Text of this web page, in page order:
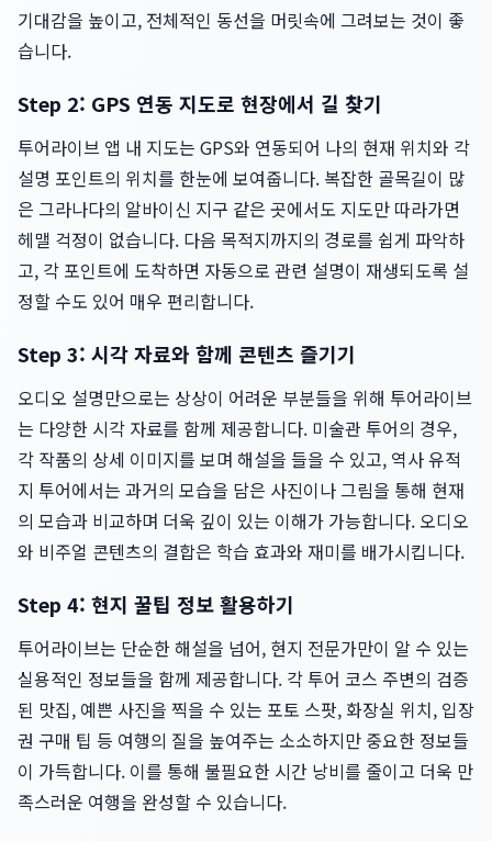
기대감을 높이고, 전체적인 동선을 머릿속에 그려보는 것이 좋
습니다.
Step 2: GPS 연동 지도로 현장에서 길 찾기
투어라이브 앱 내 지도는 GPS와 연동되어 나의 현재 위치와 각
설명 포인트의 위치를 한눈에 보여줍니다. 복잡한 골목길이 많
은 그라나다의 알바이신 지구 같은 곳에서도 지도만 따라가면
헤맬 걱정이 없습니다. 다음 목적지까지의 경로를 쉽게 파악하
고, 각 포인트에 도착하면 자동으로 관련 설명이 재생되도록 설
정할 수도 있어 매우 편리합니다.
Step 3: 시각 자료와 함께 콘텐츠 즐기기
오디오 설명만으로는 상상이 어려운 부분들을 위해 투어라이브
는 다양한 시각 자료를 함께 제공합니다. 미술관 투어의 경우,
각 작품의 상세 이미지를 보며 해설을 들을 수 있고, 역사 유적
지 투어에서는 과거의 모습을 담은 사진이나 그림을 통해 현재
의 모습과 비교하며 더욱 깊이 있는 이해가 가능합니다. 오디오
와 비주얼 콘텐츠의 결합은 학습 효과와 재미를 배가시킵니다.
Step 4: 현지 꿀팁 정보 활용하기
투어라이브는 단순한 해설을 넘어, 현지 전문가만이 알 수 있는
실용적인 정보들을 함께 제공합니다. 각 투어 코스 주변의 검증
된 맛집, 예쁜 사진을 찍을 수 있는 포토 스팟, 화장실 위치, 입장
권 구매 팁 등 여행의 질을 높여주는 소소하지만 중요한 정보들
이 가득합니다. 이를 통해 불필요한 시간 낭비를 줄이고 더욱 만
족스러운 여행을 완성할 수 있습니다.